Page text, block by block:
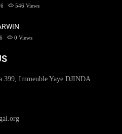
546 Views
0 Views
399, Immeuble Yaye DJINDA